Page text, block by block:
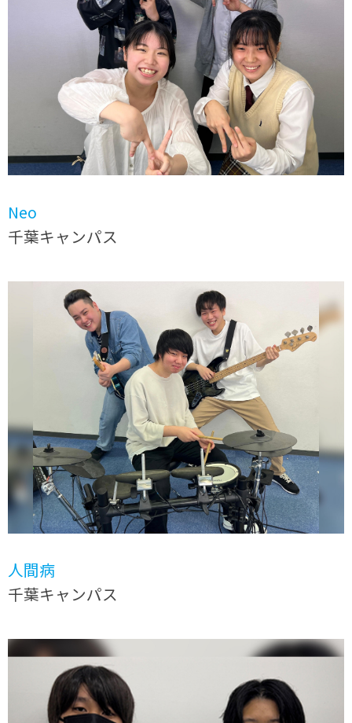
Neo
千葉キャンパス
人間病
千葉キャンパス